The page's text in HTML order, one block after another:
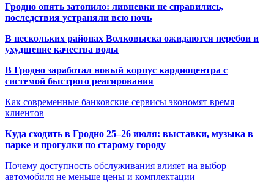
Гродно опять затопило: ливневки не справились,
последствия устраняли всю ночь
В нескольких районах Волковыска ожидаются перебои и
ухудшение качества воды
В Гродно заработал новый корпус кардиоцентра с
системой быстрого реагирования
Как современные банковские сервисы экономят время
клиентов
Куда сходить в Гродно 25–26 июля: выставки, музыка в
парке и прогулки по старому городу
Почему доступность обслуживания влияет на выбор
автомобиля не меньше цены и комплектации